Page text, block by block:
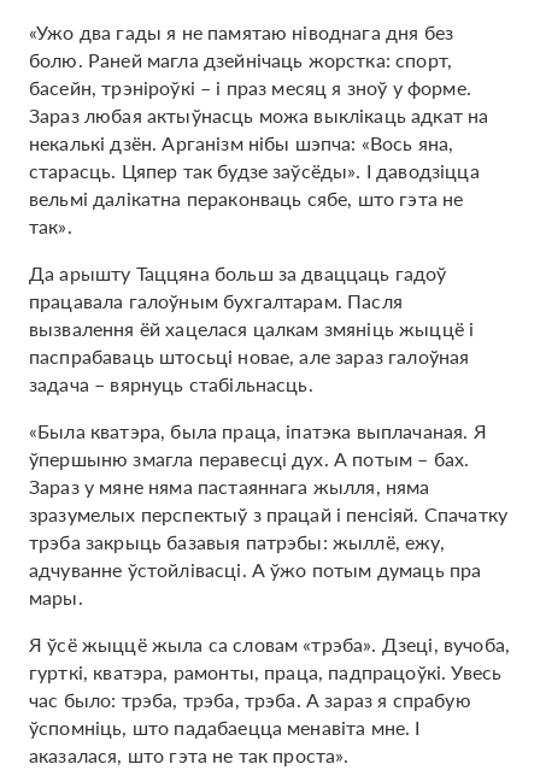
«Ужо два гады я не памятаю ніводнага дня без
болю. Раней магла дзейнічаць жорстка: спорт,
басейн, трэніроўкі – і праз месяц я зноў у форме.
Зараз любая актыўнасць можа выклікаць адкат на
некалькі дзён. Арганізм нібы шэпча: «Вось яна,
старасць. Цяпер так будзе заўсёды». І даводзіцца
вельмі далікатна пераконваць сябе, што гэта не
так».
Да арышту Таццяна больш за дваццаць гадоў
працавала галоўным бухгалтарам. Пасля
вызвалення ёй хацелася цалкам змяніць жыццё і
паспрабаваць штосьці новае, але зараз галоўная
задача – вярнуць стабільнасць.
«Была кватэра, была праца, іпатэка выплачаная. Я
ўпершыню змагла перавесці дух. А потым – бах.
Зараз у мяне няма пастаяннага жылля, няма
зразумелых перспектыў з працай і пенсіяй. Спачатку
трэба закрыць базавыя патрэбы: жыллё, ежу,
адчуванне ўстойлівасці. А ўжо потым думаць пра
мары.
Я ўсё жыццё жыла са словам «трэба». Дзеці, вучоба,
гурткі, кватэра, рамонты, праца, падпрацоўкі. Увесь
час было: трэба, трэба, трэба. А зараз я спрабую
ўспомніць, што падабаецца менавіта мне. І
аказалася, што гэта не так проста».